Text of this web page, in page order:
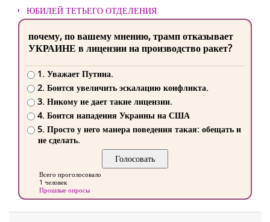
ЮБИЛЕЙ ТЕТЬЕГО ОТДЕЛЕНИЯ
почему, по вашему мнению, трамп отказывает
УКРАИНЕ в лицензии на производство ракет?
1. Уважает Путина.
2. Боится увеличить эскалацию конфликта.
3. Никому не дает такие лицензии.
4. Боится нападения Украины на США
5. Просто у него манера поведения такая: обещать и
не сделать.
Всего проголосовало
1 человек
Прошлые опросы